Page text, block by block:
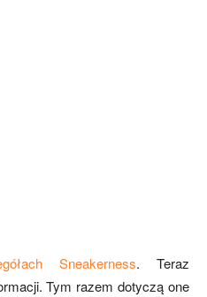
Sneakerness. Teraz
Tym razem dotyczą one